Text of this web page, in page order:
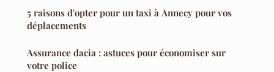
5 raisons d'opter pour un taxi à Annecy pour vos
déplacements
Assurance dacia : astuces pour économiser sur
votre police